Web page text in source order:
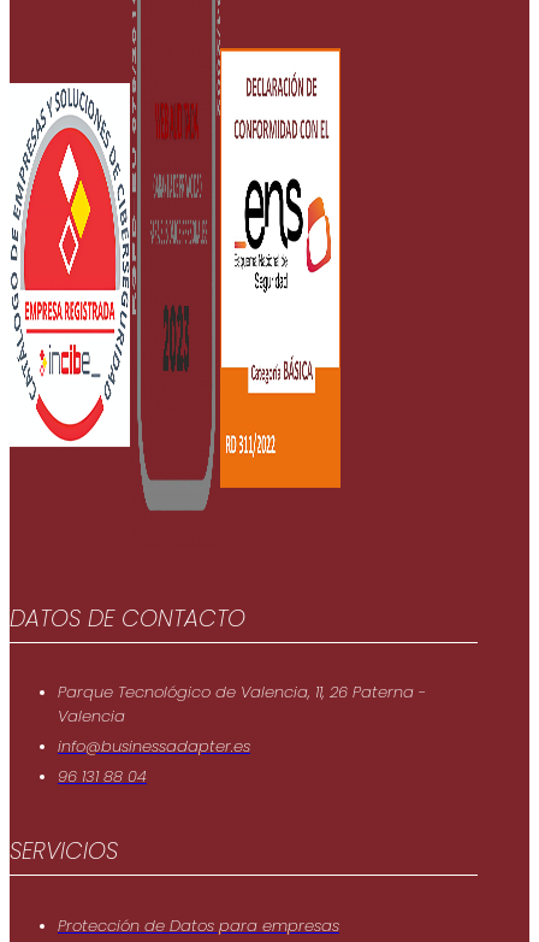
DATOS DE CONTACTO
Parque Tecnológico de Valencia, 11, 26 Paterna -
Valencia
info@businessadapter.es
96 131 88 04
SERVICIOS
Protección de Datos para empresas